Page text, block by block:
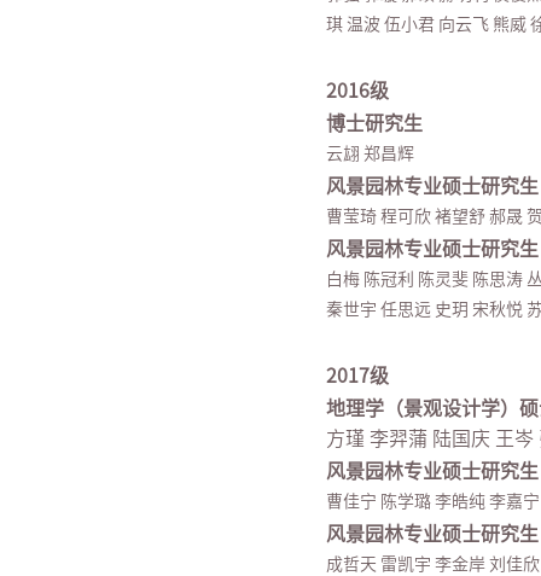
琪 温波 伍小君 向云飞 熊威
2016级
博士研究生
云翃 郑昌辉
风景园林专业硕士研究
曹莹琦 程可欣 褚望舒 郝晟
风景园林专业硕士研究
白梅 陈冠利 陈灵斐 陈思涛
秦世宇 任思远 史玥 宋秋悦
2017级
地理学（景观设计学）
方瑾 李羿蒲 陆国庆 王岑
风景园林专业硕士研究
曹佳宁 陈学璐 李皓纯 李嘉
风景园林专业硕士研究
成哲天 雷凯宇 李金岸 刘佳